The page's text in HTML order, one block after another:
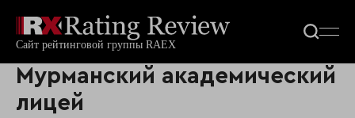
Мурманский академический
лицей